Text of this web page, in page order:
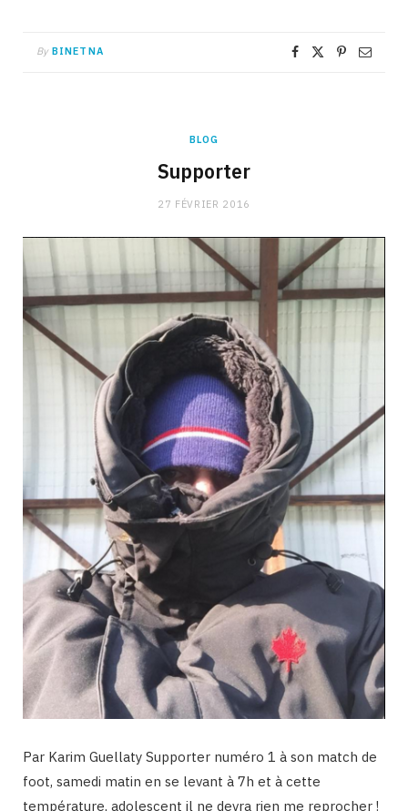
By BINETNA
BLOG
Supporter
27 FÉVRIER 2016
Par Karim Guellaty Supporter numéro 1 à son match de
foot, samedi matin en se levant à 7h et à cette
température, adolescent il ne devra rien me reprocher !